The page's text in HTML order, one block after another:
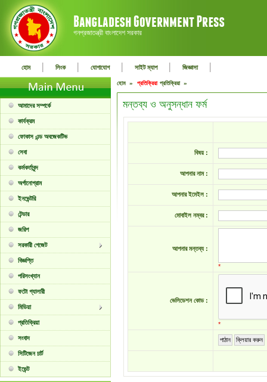
গনপ্রজাতন্ত্রী বাংলাদেশ সরকার
হোম | লিংক | যোগাযোগ | সাইট ম্যাপ | জিজ্ঞাসা |
আমাদের সম্পর্কে
কার্যক্রম
ফোকাস এন্ড অবজেকটিভ
সেবা
কর্মকর্তাবৃন্দ
অর্গানোগ্রাম
ইনভেন্টরি
টেন্ডার
জরিপ
সরকারী গেজেট
বিজ্ঞপ্তি
পরিসংখ্যান
ফটো গ্যালারী
মিডিয়া
প্রতিক্রিয়া
সংবাদ
সিটিজেন চার্ট
ইভেন্ট
হোম » প্রতিক্রিয়া প্রতিক্রিয়া »
মন্তব্য ও অনুসন্ধান ফর্ম
বিষয় :
আপনার নাম :
আপনার ইমেইল :
মোবাইল নম্বর :
আপনার মন্তব্য :
*
ভেলিডেশন কোড :
*
পাঠান ক্লিয়ার করুন